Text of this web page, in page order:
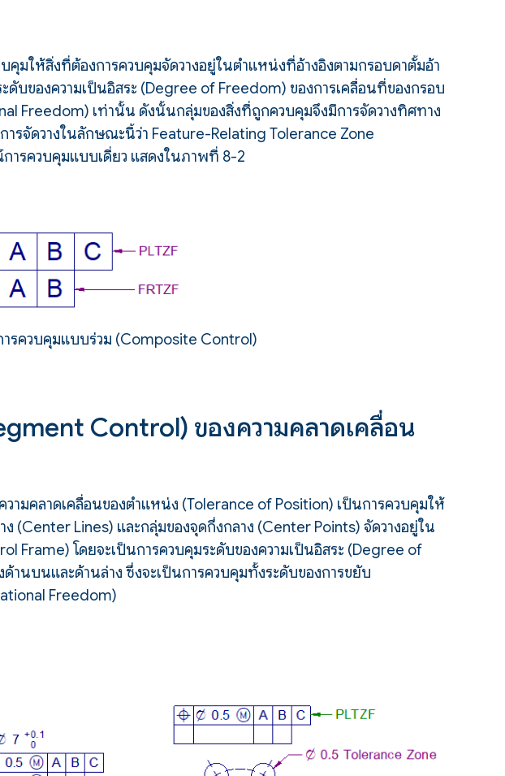
มให้สิ่งที่ต้องการควบคุมจัดวางอยู่ในตำแหน่งที่อ้างอิงตามกรอบดาตั้มอ้า
ดับของความเป็นอิสระ (Degree of Freedom) ของการเคลื่อนที่ของกรอบ
Freedom) เท่านั้น ดังนั้นกลุ่มของสิ่งที่ถูกควบคุมจึงมีการจัดวางทิศทาง
การจัดวางในลักษณะนี้ว่า Feature-Relating Tolerance Zone
รควบคุมแบบเดี่ยว แสดงในภาพที่ 8-2
ควบคุมแบบร่วม (Composite Control)
Control) ของความคลาดเคลื่อน
ามคลาดเคลื่อนของตำแหน่ง (Tolerance of Position) เป็นการควบคุมให้
(Center Lines) และกลุ่มของจุดกึ่งกลาง (Center Points) จัดวางอยู่ใน
Frame) โดยจะเป็นการควบคุมระดับของความเป็นอิสระ (Degree of
านบนและด้านล่าง ซึ่งจะเป็นการควบคุมทั้งระดับของการขยับ
Freedom)